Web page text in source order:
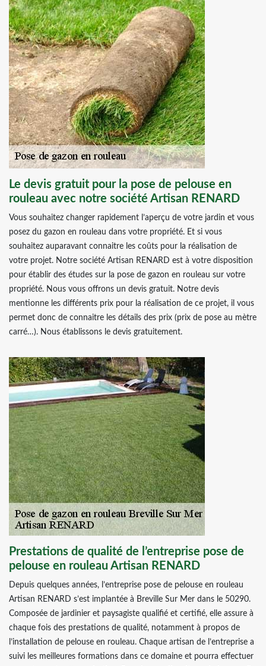
Le devis gratuit pour la pose de pelouse en
rouleau avec notre société Artisan RENARD
Vous souhaitez changer rapidement l’aperçu de votre jardin et vous
posez du gazon en rouleau dans votre propriété. Et si vous
souhaitez auparavant connaitre les coûts pour la réalisation de
votre projet. Notre société Artisan RENARD est à votre disposition
pour établir des études sur la pose de gazon en rouleau sur votre
propriété. Nous vous offrons un devis gratuit. Notre devis
mentionne les différents prix pour la réalisation de ce projet, il vous
permet donc de connaitre les détails des prix (prix de pose au mètre
carré…). Nous établissons le devis gratuitement.
Prestations de qualité de l’entreprise pose de
pelouse en rouleau Artisan RENARD
Depuis quelques années, l’entreprise pose de pelouse en rouleau
Artisan RENARD s’est implantée à Breville Sur Mer dans le 50290.
Composée de jardinier et paysagiste qualifié et certifié, elle assure à
chaque fois des prestations de qualité, notamment à propos de
l’installation de pelouse en rouleau. Chaque artisan de l’entreprise a
suivi les meilleures formations dans ce domaine et pourra effectuer